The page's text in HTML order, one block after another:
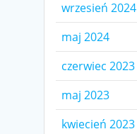
wrzesień 2024
maj 2024
czerwiec 2023
maj 2023
kwiecień 2023